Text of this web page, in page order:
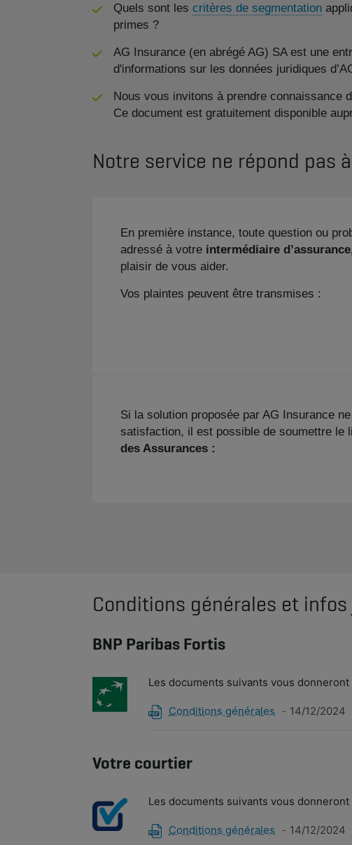
Quels sont les critères de segmentation
primes ?
AG Insurance (en abrégé AG) SA est une
d'informations sur les données juridiques
Nous vous invitons à prendre connaissance
Ce document est gratuitement disponible
Notre service ne répond pas
En première instance, toute question ou
adressé à votre intermédiaire
plaisir de vous aider.
Vos plaintes peuvent être transmises :
Si la solution proposée par AG Insurance
satisfaction, il est possible de soumettre le
des Assurances :
Conditions générales et
BNP Paribas Fortis
Les documents suivants vous
Conditions générales 14/12/2024
Votre courtier
Les documents suivants vous
Conditions générales 14/12/2024